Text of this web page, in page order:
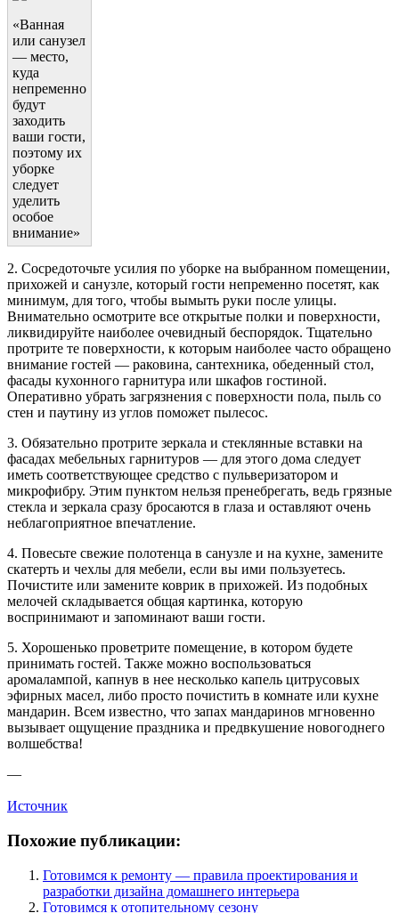
«Ванная
или санузел
— место,
куда
непременно
будут
заходить
ваши гости,
поэтому их
уборке
следует
уделить
особое
внимание»
2. Сосредоточьте усилия по уборке на выбранном помещении,
прихожей и санузле, который гости непременно посетят, как
минимум, для того, чтобы вымыть руки после улицы.
Внимательно осмотрите все открытые полки и поверхности,
ликвидируйте наиболее очевидный беспорядок. Тщательно
протрите те поверхности, к которым наиболее часто обращено
внимание гостей — раковина, сантехника, обеденный стол,
фасады кухонного гарнитура или шкафов гостиной.
Оперативно убрать загрязнения с поверхности пола, пыль со
стен и паутину из углов поможет пылесос.
3. Обязательно протрите зеркала и стеклянные вставки на
фасадах мебельных гарнитуров — для этого дома следует
иметь соответствующее средство с пульверизатором и
микрофибру. Этим пунктом нельзя пренебрегать, ведь грязные
стекла и зеркала сразу бросаются в глаза и оставляют очень
неблагоприятное впечатление.
4. Повесьте свежие полотенца в санузле и на кухне, замените
скатерть и чехлы для мебели, если вы ими пользуетесь.
Почистите или замените коврик в прихожей. Из подобных
мелочей складывается общая картинка, которую
воспринимают и запоминают ваши гости.
5. Хорошенько проветрите помещение, в котором будете
принимать гостей. Также можно воспользоваться
аромалампой, капнув в нее несколько капель цитрусовых
эфирных масел, либо просто почистить в комнате или кухне
мандарин. Всем известно, что запах мандаринов мгновенно
вызывает ощущение праздника и предвкушение новогоднего
волшебства!
—
Источник
Похожие публикации:
Готовимся к ремонту — правила проектирования и
разработки дизайна домашнего интерьера
Готовимся к отопительному сезону